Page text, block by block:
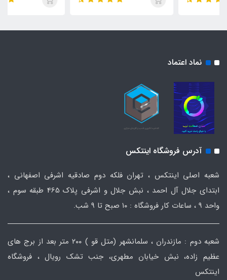
نماد اعتماد
آدرس فروشگاه اینتکس
شعبه اصلی اینتکس ، تهران فلکه دوم صادقیه اشرفی اصفهانی ،
ابتدای جلال آل احمد ، نبش جلال و اشرفی پلاک 465 طبقه سوم ،
واحد ۹ ، ساعات کار فروشگاه : ۱۰ صبح تا ۹ شب.
شعبه دوم : مازندران ، سلمانشهر (متل قو ) ۲۰۰ متر بعد از برج های
عظیم زاده، نبش خیابان مطهری، جنب تشک رویال ، فروشگاه
اینتکس